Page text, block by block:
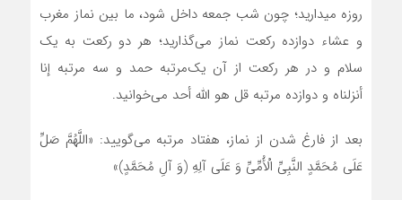
روزه می‏دارید؛ چون شب جمعه داخل شود، ما بین نماز مغرب
و عشاء دوازده رکعت نماز می‌گذارید؛ هر دو رکعت به یک
سلام و در هر رکعت از آن یک‌مرتبه حمد و سه مرتبه إنا
أنزلناه و دوازده مرتبه قل هو الله أحد می‌خوانید.
بعد از فارغ شدن از نماز، هفتاد مرتبه می‌گویید: «اللَّهُمَّ صَلِّ
عَلَی مُحَمَّدٍ النَّبِیِّ الْأُمِّیِّ وَ عَلَی آلِهِ (وَ آلِ مُحَمَّدٍ)»